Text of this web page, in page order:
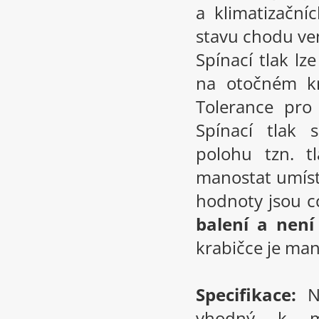
a
stavu chodu
Spínací tlak
na otočném
Tolerance
Spínací tlak
polohu tzn.
manostat
hodnoty jsou
balení a
krabičce je
Specifikace: